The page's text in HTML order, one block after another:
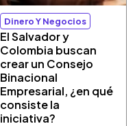
Dinero Y Negocios
El Salvador y
Colombia buscan
crear un Consejo
Binacional
Empresarial, ¿en qué
consiste la
iniciativa?